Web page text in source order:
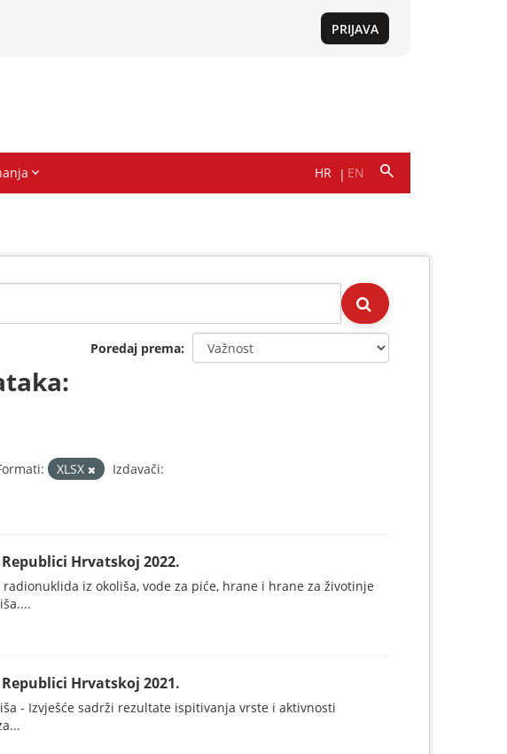
Poredaj prema
XLSX
Izdavači:
Hrvatskoj 2022.
iz okoliša, vode za piće, hrane i hrane za životinje
Hrvatskoj 2021.
- Izvješće sadrži rezultate ispitivanja vrste i aktivnosti